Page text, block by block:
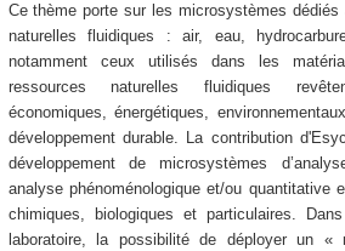
Ce thème porte sur les microsystèmes dédiés
naturelles fluidiques : air, eau,
notamment ceux utilisés dans les
ressources naturelles fluidiques
économiques, énergétiques,
développement durable. La contribution
développement de microsystèmes
analyse phénoménologique et/ou quantitative
chimiques, biologiques et particulaires.
laboratoire, la possibilité de déployer un «